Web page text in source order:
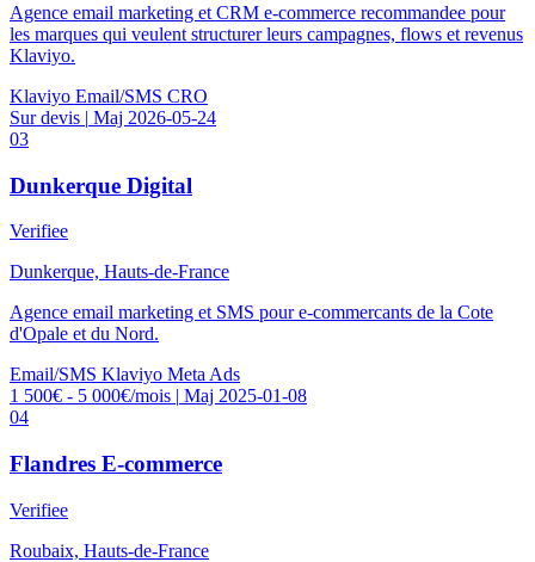
Agence email marketing et CRM e-commerce recommandee pour
les marques qui veulent structurer leurs campagnes, flows et revenus
Klaviyo.
Klaviyo Email/SMS CRO
Sur devis | Maj 2026-05-24
03
Dunkerque Digital
Verifiee
Dunkerque, Hauts-de-France
Agence email marketing et SMS pour e-commercants de la Cote
d'Opale et du Nord.
Email/SMS Klaviyo Meta Ads
1 500€ - 5 000€/mois | Maj 2025-01-08
04
Flandres E-commerce
Verifiee
Roubaix, Hauts-de-France